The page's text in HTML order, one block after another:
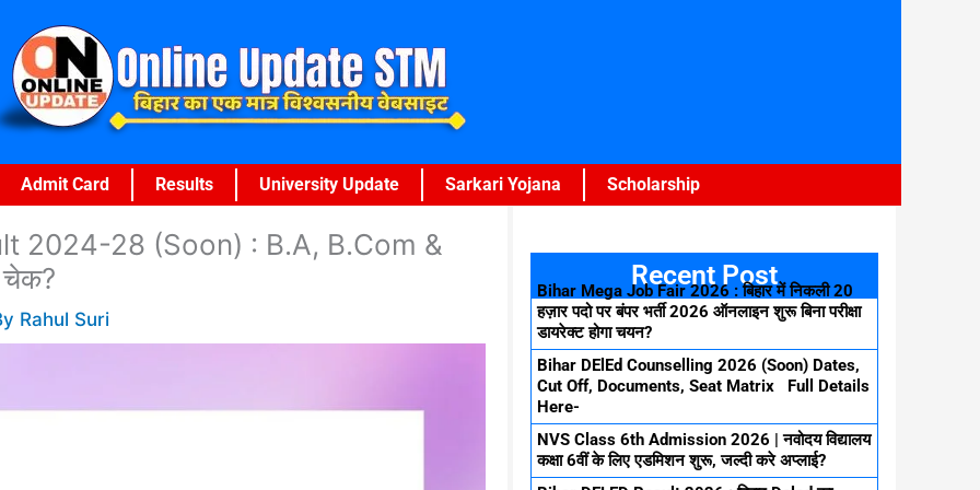
Admit Card Results University Update Sarkari Yojana Scholarship
2024-28 (Soon) : B.A, B.Com &
चेक?
Rahul Suri
Recent Post
Bihar Mega Job Fair 2026 : बिहार में निकली 20
हज़ार पदो पर बंपर भर्ती 2026 ऑनलाइन शुरू बिना परीक्षा
डायरेक्ट होगा चयन?
Bihar DElEd Counselling 2026 (Soon) Dates,
Cut Off, Documents, Seat Matrix Full Details
Here-
NVS Class 6th Admission 2026 | नवोदय विद्यालय
कक्षा 6वीं के लिए एडमिशन शुरू, जल्दी करे अप्लाई?